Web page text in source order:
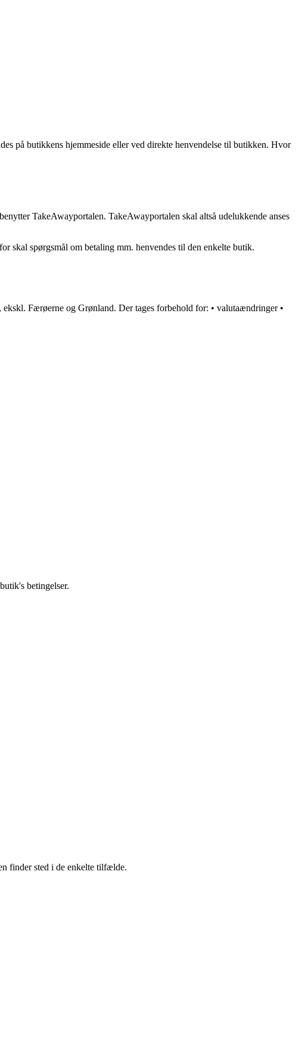
på butikkens hjemmeside eller ved direkte henvendelse til butikken. Hvor
TakeAwayportalen. TakeAwayportalen skal altså udelukkende anses
skal spørgsmål om betaling mm. henvendes til den enkelte butik.
Færøerne og Grønland. Der tages forbehold for: • valutaændringer •
betingelser.
finder sted i de enkelte tilfælde.